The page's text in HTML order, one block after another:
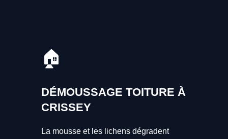
🏠
DÉMOUSSAGE TOITURE À
CRISSEY
La mousse et les lichens dégradent